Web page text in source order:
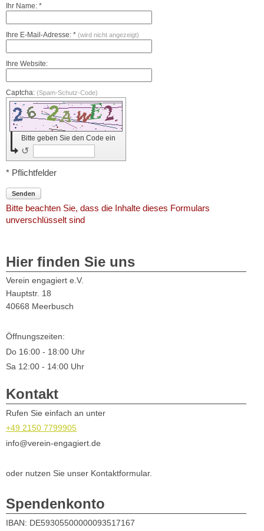
Ihr Name: *
Ihre E-Mail-Adresse: * (wird nicht angezeigt)
Ihre Website:
Captcha: (Spam-Schutz-Code)
Bitte geben Sie den Code ein
↺
* Pflichtfelder
Senden
Bitte beachten Sie, dass die Inhalte dieses Formulars
unverschlüsselt sind
Hier finden Sie uns
Verein engagiert e.V.
Hauptstr. 18
40668 Meerbusch
Öffnungszeiten:
Do 16:00 - 18:00 Uhr
Sa 12:00 - 14:00 Uhr
Kontakt
Rufen Sie einfach an unter
+49 2150 7799905
info@verein-engagiert.de
oder nutzen Sie unser Kontaktformular.
Spendenkonto
IBAN: DE59305500000093517167